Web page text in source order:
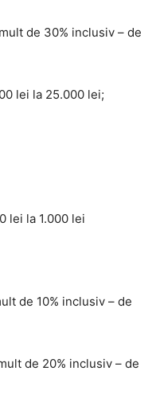
de 30% inclusiv – de
lei la 25.000 lei;
lei la 1.000 lei
de 10% inclusiv – de
de 20% inclusiv – de